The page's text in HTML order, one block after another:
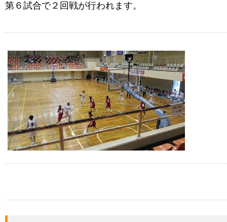
第６試合で２回戦が行われます。